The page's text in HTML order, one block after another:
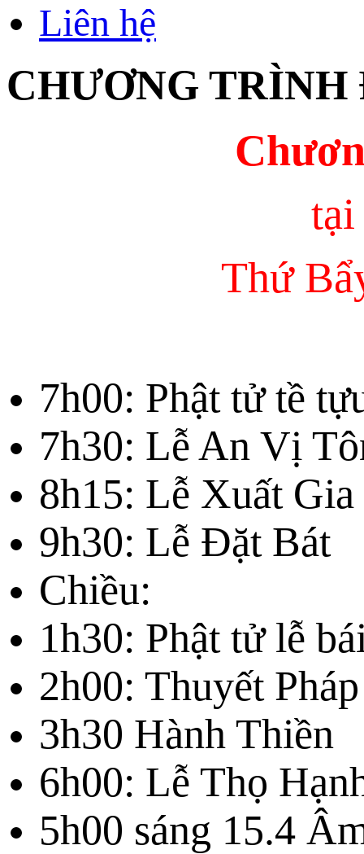
Liên hệ
CHƯƠNG TRÌNH
Thứ
7h00: Phật tử tề
7h30: Lễ An Vị
8h15: Lễ Xuất Gia
9h30: Lễ Đặt Bát
Chiều:
1h30: Phật tử lễ
2h00: Thuyết Pháp
3h30 Hành Thiền
6h00: Lễ Thọ
5h00 sáng 15.4